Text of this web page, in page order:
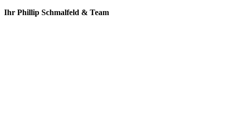
Ihr Phillip Schmalfeld & Team